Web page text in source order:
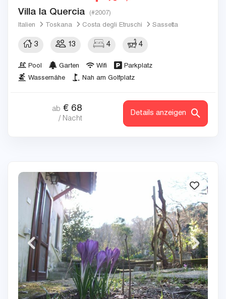
Villa la Quercia (#2007)
Italien Toskana Costa degli Etruschi Sassetta
3 13 4 4
Pool Garten Wifi
Parkplatz
Wassernähe
Nah am Golfplatz
ab € 68
/ Nacht
Details anzeigen